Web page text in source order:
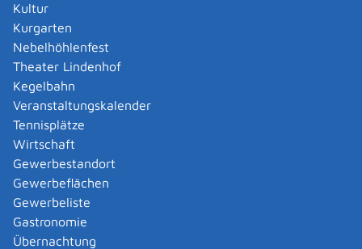
Kultur
Kurgarten
Nebelhöhlenfest
Theater Lindenhof
Kegelbahn
Veranstaltungskalender
Tennisplätze
Wirtschaft
Gewerbestandort
Gewerbeflächen
Gewerbeliste
Gastronomie
Übernachtung
oder Ihres Lebenspartners im vorletzten Jahr vor
Beginn des Bewilligungszeitraums, wenn er über
dem Freibetrag liegt. Der Freibetrag ist:
2.540 EUR, wenn Ihre Eltern zusammenleben,
1.690 EUR je Elternteil, wenn Ihre Eltern
getrennt leben und
1.690 EUR für Ihre Ehefrau oder
Lebenspartnerin oder Ihren Ehemann oder
Lebenspartner.
von dem so ermittelten Elterneinkommen
bleiben weitere 50 Prozent - sowie für jedes
Geschwisterkind in nicht förderfähiger